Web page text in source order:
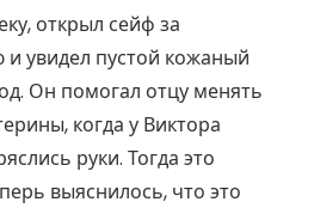
открыл сейф за
увидел пустой кожаный
Он помогал отцу менять
когда у Виктора
руки. Тогда это
выяснилось, что это